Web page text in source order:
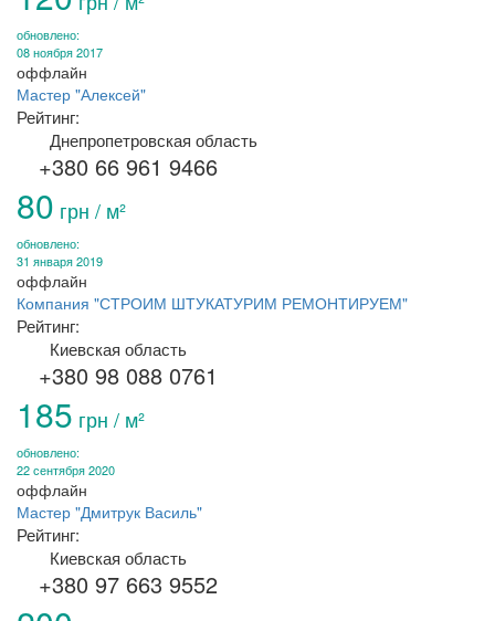
обновлено:
08 ноября 2017
оффлайн
Мастер "Алексей"
Рейтинг:
Днепропетровская область
+380 66 961 9466
80 грн / м²
обновлено:
31 января 2019
оффлайн
Компания "СТРОИМ ШТУКАТУРИМ РЕМОНТИРУЕМ"
Рейтинг:
Киевская область
+380 98 088 0761
185 грн / м²
обновлено:
22 сентября 2020
оффлайн
Мастер "Дмитрук Василь"
Рейтинг:
Киевская область
+380 97 663 9552